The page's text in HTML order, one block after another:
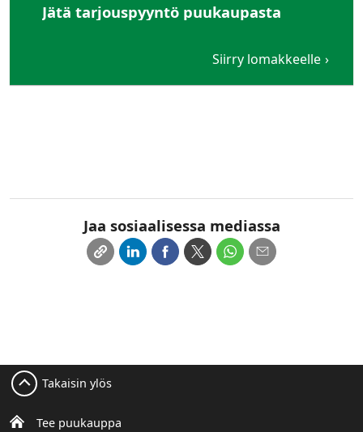
Jätä tarjouspyyntö puukaupasta
Siirry lomakkeelle
Jaa sosiaalisessa mediassa
Tee puukauppa
Takaisin ylös